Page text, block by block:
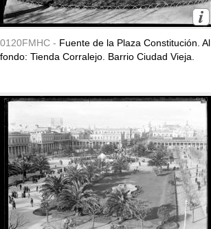
0120FMHC - Fuente de la Plaza Constitución. Al
fondo: Tienda Corralejo. Barrio Ciudad Vieja.